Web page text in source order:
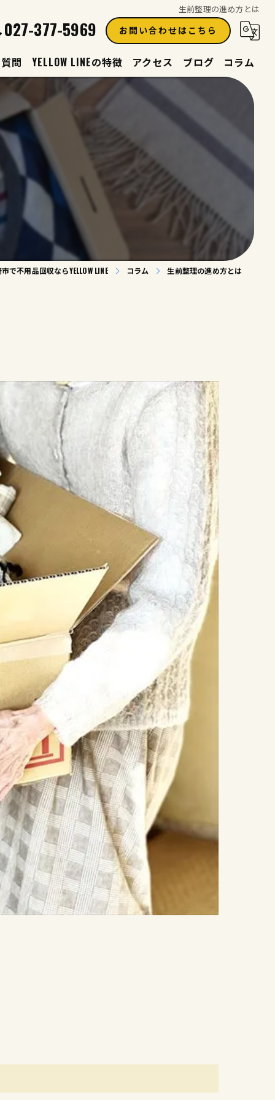
生前整理の進め方とは
027-377-5969 お問い合わせはこちら
問 YELLOW LINEの特徴
買取
生前整理
遺品整理
アクセス ブログ コラム
で不用品回収ならYELLOW LINE コラム 生前整理の進め方とは